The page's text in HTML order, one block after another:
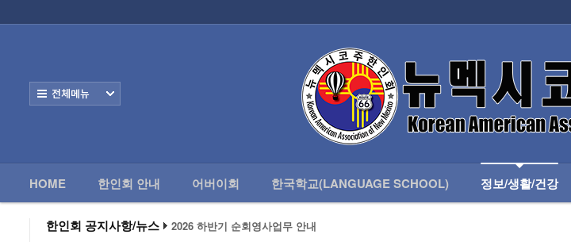
HOME 한인회 안내 어버이회 한국학교(LANGUAGE SCHOOL) 정보/생활/건강
한인회 공지사항/뉴스
2026 하반기 순회영사업무 안내
한인회 안내
정보/생활/건강
- 한인회총람(2012)